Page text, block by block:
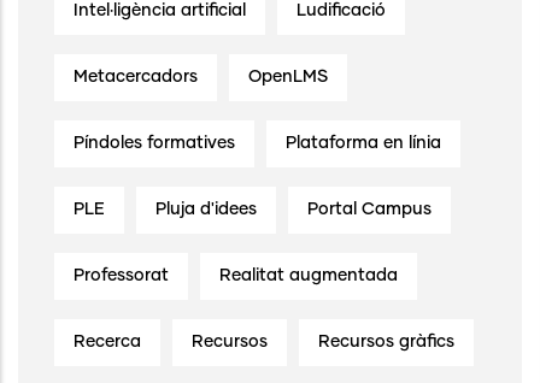
Intel·ligència artificial Ludificació
Metacercadors OpenLMS
Píndoles formatives Plataforma en línia
PLE Pluja d'idees Portal Campus
Professorat Realitat augmentada
Recerca Recursos Recursos gràfics